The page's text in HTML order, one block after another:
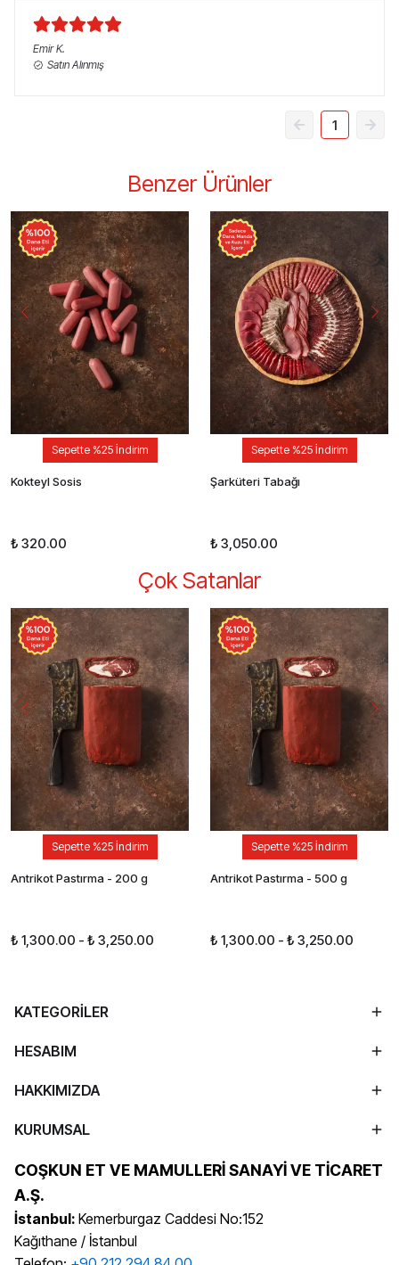
EmirK.
Satın Alınmış
1
Benzer Ürünler
Sepette %25 İndirim
Kokteyl Sosis
₺ 320.00
Sepette %25 İndirim
Şarküteri Tabağı
₺ 3,050.00
Çok Satanlar
Sepette %25 İndirim
Antrikot Pastırma - 200 g
₺ 1,300.00 - ₺ 3,250.00
Sepette %25 İndirim
Antrikot Pastırma - 500 g
₺ 1,300.00 - ₺ 3,250.00
KATEGORİLER
HESABIM
HAKKIMIZDA
KURUMSAL
COŞKUN ET VE MAMULLERİ SANAYİ VE TİCARET
A.Ş.
İstanbul: Kemerburgaz Caddesi No:152
Kağıthane / İstanbul